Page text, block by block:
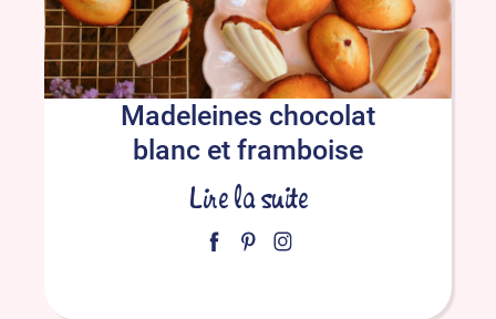
Madeleines chocolat
blanc et framboise
Lire la suite